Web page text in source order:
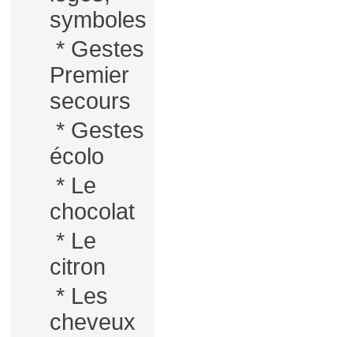
symboles
* Gestes
Premier
secours
* Gestes
écolo
* Le
chocolat
* Le
citron
* Les
cheveux